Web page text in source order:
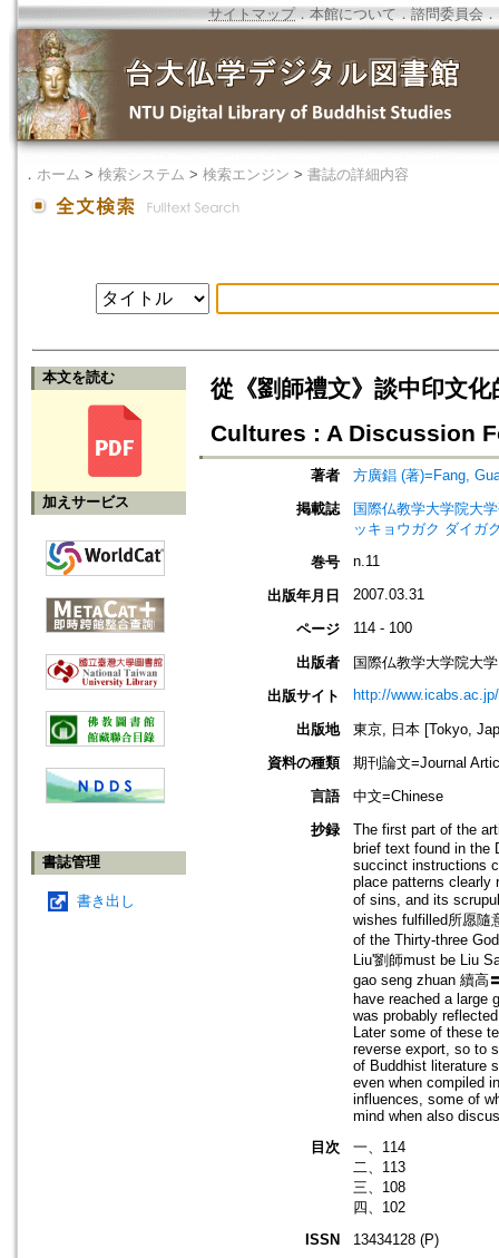
サイトマップ．本館について ． 諮問委員会 ．
． ホーム > 検索システム > 検索エンジン > 書誌の詳細内容
本文を読む
加えサービス
書誌管理
書き出し
從《劉師禮文》談中印文
Cultures : A Discussion
著者
方廣錩 (著)=Fang,
掲載誌
国際仏教学大学院大
ッキョウガク ダイガ
巻号
n.11
出版年月日 2007.03.31
ページ 114 - 100
出版者
国際仏教学大学院大学
出版サイト
http://www.icabs.ac.jp/
出版地
東京, 日本 [Tokyo,
資料の種類
期刊論文=Journal
言語
中文=Chinese
抄録
The first part of the
brief text found in the
succinct instructions
place patterns clearly
of sins, and its
wishes fulfilled所愿隨
of the Thirty-three
Liu'劉師must be Liu
gao seng zhuan 續高
have reached a large
was probably
Later some of these
reverse export, so to
of Buddhist literature
even when compiled
influences, some of
mind when also
目次
一、114
二、113
三、108
四、102
ISSN
13434128 (P)